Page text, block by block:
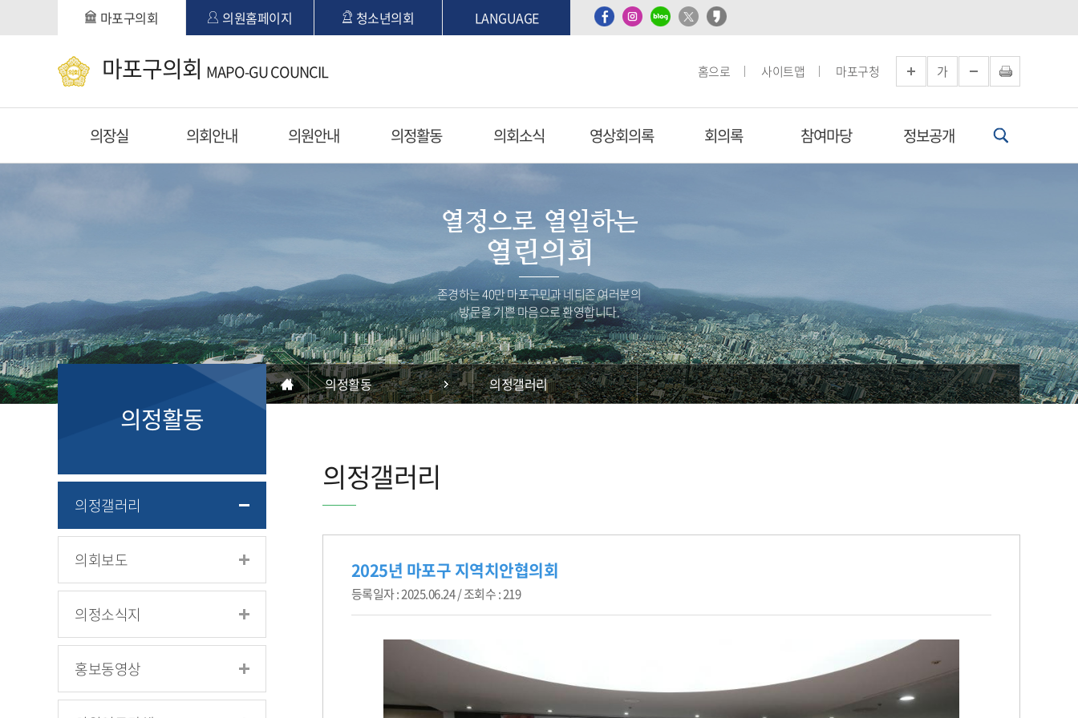
본문바로가기마포구의회 의원홈페이지 청소년의회 LANGUAGE
마포구의회 MAPO-GU COUNCIL 가
홈으로 사이트맵 마포구청
의장실 의회안내 의원안내 의정활동 의회소식 영상회의록 회의록 참여마당 정보공개
열정으로 열일하는
열린의회
존경하는 40만 마포구민과 네티즌 여러분의
방문을 기쁜 마음으로 환영합니다.
의정활동
의정갤러리
의회보도
의정소식지
홍보동영상
의정활동 의정갤러리
의정갤러리
2025년 마포구 지역치안협의회
등록일자 : 2025.06.24 / 조회수 : 219